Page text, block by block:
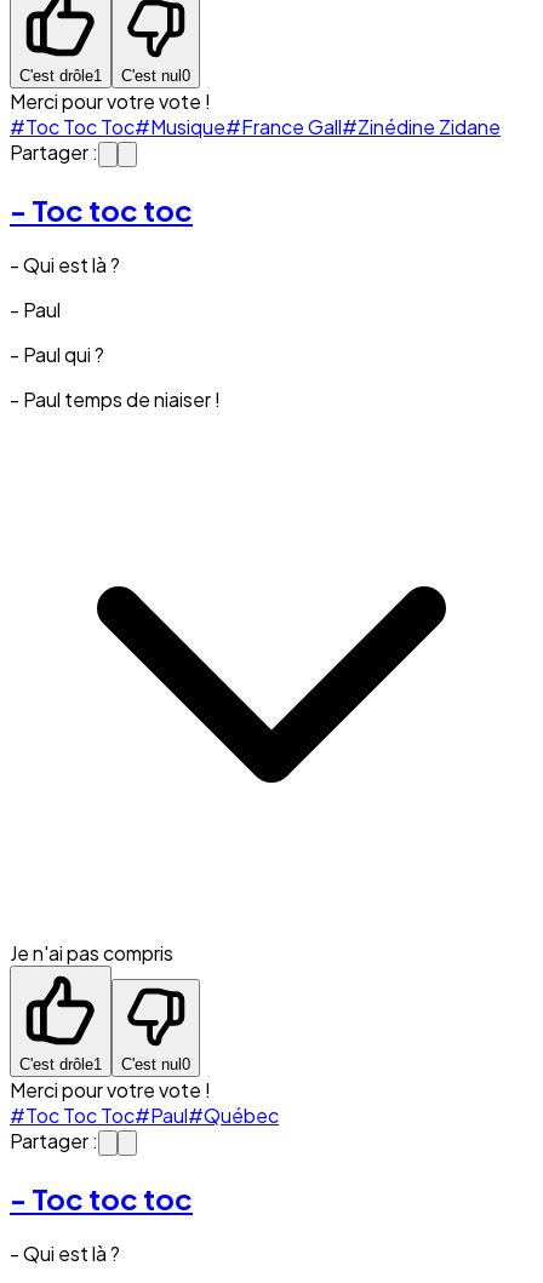
C'est drôle1 C'est nul 0
Merci pour votre vote !
#Toc Toc Toc#Musique#France Gall#Zinédine Zidane
Partager :
- Toc toc toc
- Qui est là ?
- Paul
- Paul qui ?
- Paul temps de niaiser !
Je n'ai pas compris
C'est drôle1 C'est nul 0
Merci pour votre vote !
#Toc Toc Toc#Paul#Québec
Partager :
- Toc toc toc
- Qui est là ?